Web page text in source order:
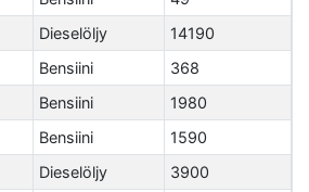
Dieselöljy
14190
Bensiini
368
Bensiini
1980
Bensiini
1590
Dieselöljy
3900